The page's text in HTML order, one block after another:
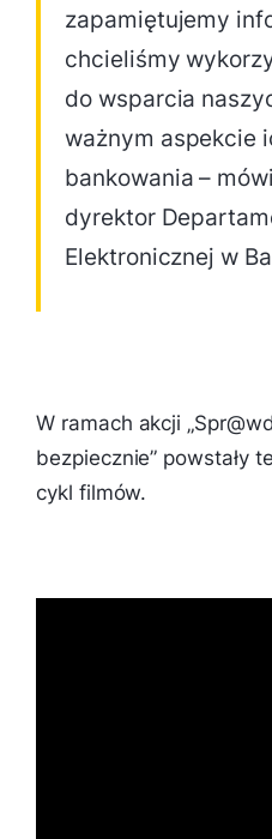
zapamiętujemy
chcieliśmy
do wsparcia
ważnym aspekcie
bankowania –
dyrektor
Elektronicznej w
W ramach akcji
bezpiecznie” powstały
cykl filmów.